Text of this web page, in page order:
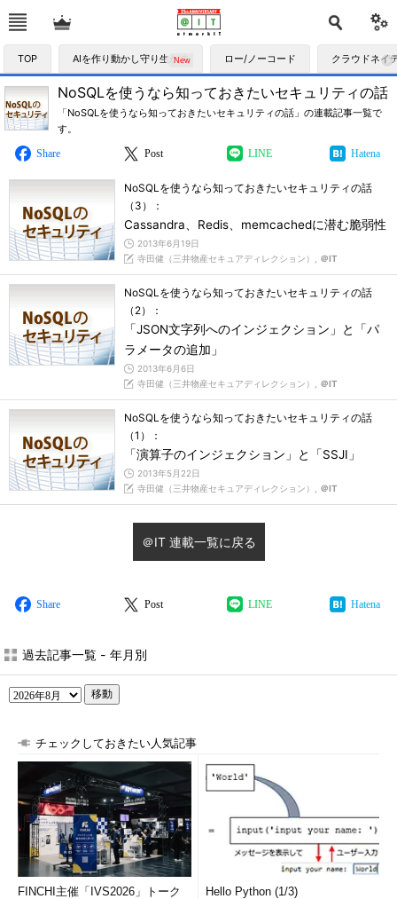
TOP AIを作り動かし守り生かす ロー/ノーコード クラウドネイ
NoSQLを使うなら知っておきたいセキュリティの話
「NoSQLを使うなら知っておきたいセキュリティの話」の連載記事一覧で
す。
Share
Post LINE Hatena
NoSQLを使うなら知っておきたいセキュリティの話
（3）：
Cassandra、Redis、memcachedに潜む脆弱性
2013年6月19日
寺田健（三井物産セキュアディレクション）, ＠IT
NoSQLを使うなら知っておきたいセキュリティの話
（2）：
「JSON文字列へのインジェクション」と「パ
ラメータの追加」
2013年6月6日
寺田健（三井物産セキュアディレクション）, ＠IT
NoSQLを使うなら知っておきたいセキュリティの話
（1）：
「演算子のインジェクション」と「SSJI」
2013年5月22日
寺田健（三井物産セキュアディレクション）, ＠IT
＠IT 連載一覧に戻る
Share Post LINE Hatena
過去記事一覧 - 年月別
移動
チェックしておきたい人気記事
FINCHI主催「IVS2026」トーク
Hello Python (1/3)